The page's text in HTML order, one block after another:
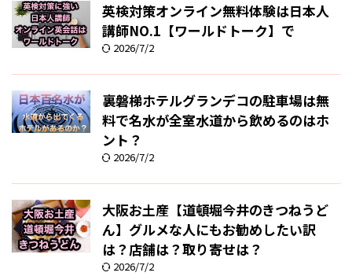
英検対策オンライン無料体験は日本人
講師NO.1【ワールドトーク】で
2026/7/2
裏磐梯ホテルグランデコの駐車場は無
料で名水が全室水道から飲めるのはホ
ント？
2026/7/2
大阪お土産【道頓堀今井のきつねうど
ん】グルメな人にもお勧めしたい訳
は？店舗は？取り寄せは？
2026/7/2